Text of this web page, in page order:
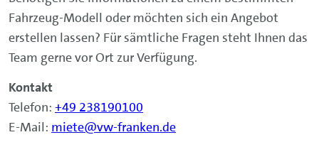
Fahrzeug-Modell oder möchten sich ein Angebot
erstellen lassen? Für sämtliche Fragen steht Ihnen das
Team gerne vor Ort zur Verfügung.
Kontakt
Telefon: +49 238190100
E-Mail: miete@vw-franken.de